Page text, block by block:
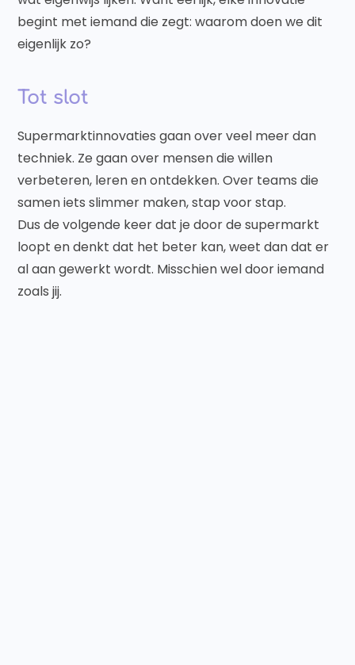
begint met iemand die zegt: waarom doen we dit
eigenlijk zo?
Tot slot
Supermarktinnovaties gaan over veel meer dan
techniek. Ze gaan over mensen die willen
verbeteren, leren en ontdekken. Over teams die
samen iets slimmer maken, stap voor stap.
Dus de volgende keer dat je door de supermarkt
loopt en denkt dat het beter kan, weet dan dat er
al aan gewerkt wordt. Misschien wel door iemand
zoals jij.